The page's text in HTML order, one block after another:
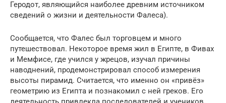
Геродот, являющийся наиболее древним источником
сведений о жизни и деятельности Фалеса).
Сообщается, что Фалес был торговцем и много
путешествовал. Некоторое время жил в Египте, в Фивах
и Мемфисе, где учился у жрецов, изучал причины
наводнений, продемонстрировал способ измерения
высоты пирамид. Считается, что именно он «привёз»
геометрию из Египта и познакомил с ней греков. Его